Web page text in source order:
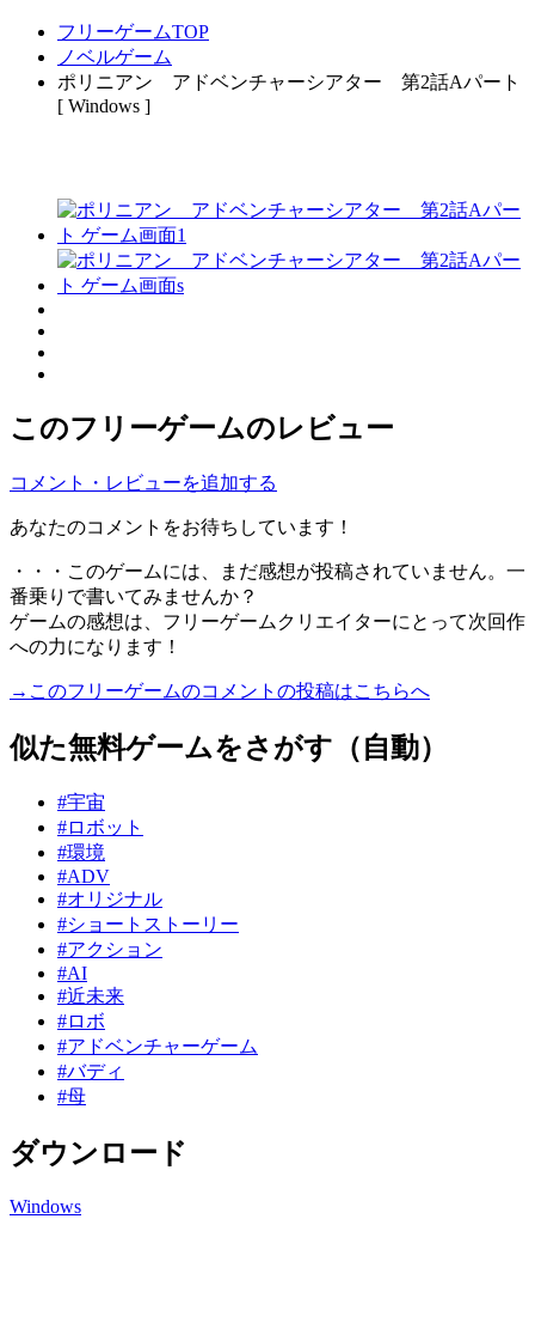
フリーゲームTOP
ノベルゲーム
ポリニアン アドベンチャーシアター 第2話Aパート
[ Windows ]
このフリーゲームのレビュー
コメント・レビューを追加する
あなたのコメントをお待ちしています！
・・・このゲームには、まだ感想が投稿されていません。一
番乗りで書いてみませんか？
ゲームの感想は、フリーゲームクリエイターにとって次回作
への力になります！
→このフリーゲームのコメントの投稿はこちらへ
似た無料ゲームをさがす（自動）
#宇宙
#ロボット
#環境
#ADV
#オリジナル
#ショートストーリー
#アクション
#AI
#近未来
#ロボ
#アドベンチャーゲーム
#バディ
#母
ダウンロード
Windows